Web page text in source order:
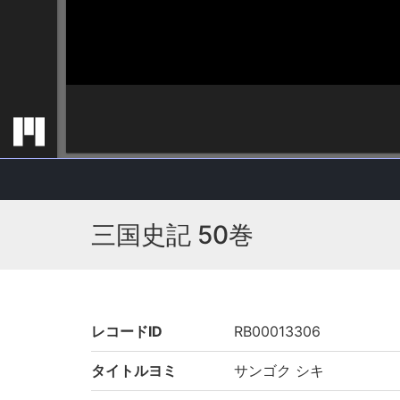
三国史記 50巻
レコードID RB00013306
タイトルヨミ サンゴク シキ